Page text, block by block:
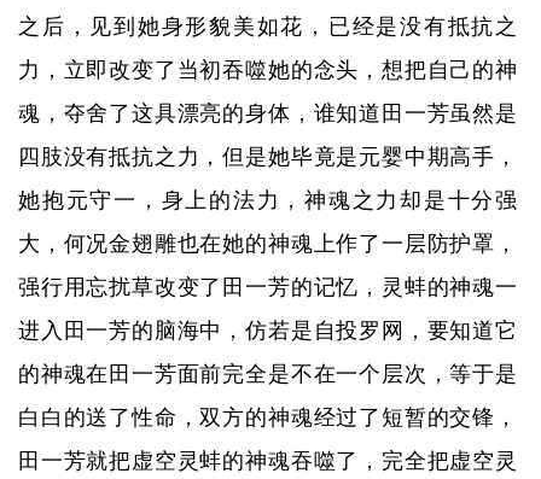
之后，见到她身形貌美如花，已经是没有抵抗之
力，立即改变了当初吞噬她的念头，想把自己的神
魂，夺舍了这具漂亮的身体，谁知道田一芳虽然是
四肢没有抵抗之力，但是她毕竟是元婴中期高手，
她抱元守一，身上的法力，神魂之力却是十分强
大，何况金翅雕也在她的神魂上作了一层防护罩，
强行用忘扰草改变了田一芳的记忆，灵蚌的神魂一
进入田一芳的脑海中，仿若是自投罗网，要知道它
的神魂在田一芳面前完全是不在一个层次，等于是
白白的送了性命，双方的神魂经过了短暂的交锋，
田一芳就把虚空灵蚌的神魂吞噬了，完全把虚空灵